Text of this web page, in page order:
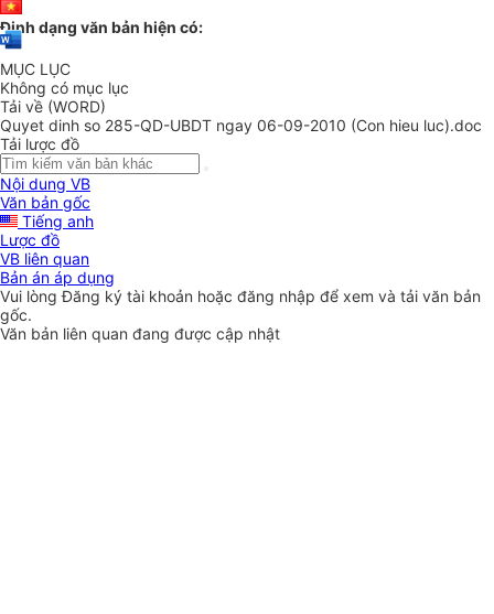
Định dạng văn bản hiện có:
MỤC LỤC
Không có mục lục
Tải về (WORD)
Quyet dinh so 285-QD-UBDT ngay 06-09-2010 (Con hieu luc).doc
Tải lược đồ
Nội dung VB
Văn bản gốc
Tiếng anh
Lược đồ
VB liên quan
Bản án áp dụng
Vui lòngĐăng ký tài khoản hoặc đăng nhập để xem và tải văn bản
gốc.
Văn bản liên quan đang được cập nhật